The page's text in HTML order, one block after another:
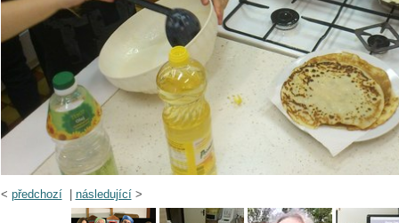
< předchozí| následující>